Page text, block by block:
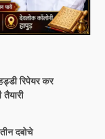
रिपेयर कर
दबोचे